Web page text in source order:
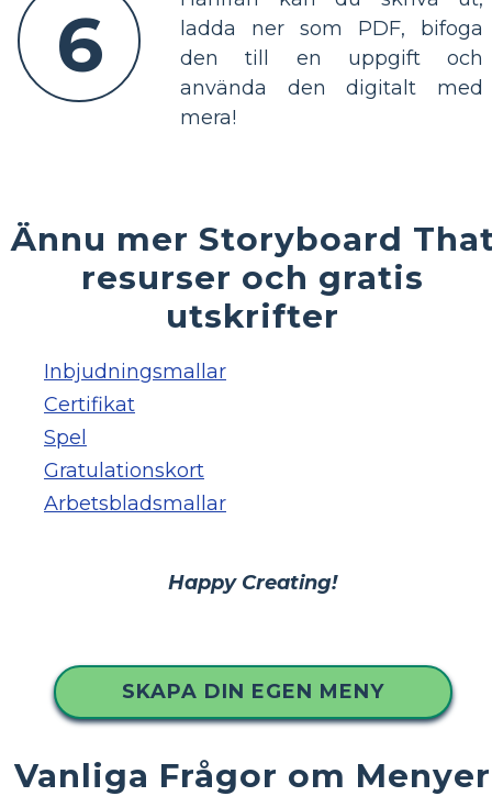
6
ladda ner som PDF, bifoga
den till en uppgift och
använda den digitalt med
mera!
Ännu mer Storyboard
resurser och gratis
utskrifter
Inbjudningsmallar
Certifikat
Spel
Gratulationskort
Arbetsbladsmallar
Happy Creating!
SKAPA DIN EGEN MENY
Vanliga Frågor om Menyer